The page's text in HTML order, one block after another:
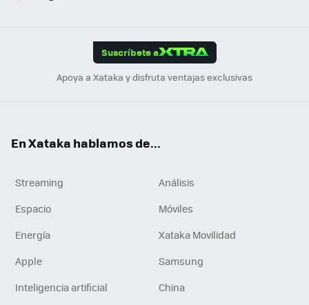
Suscríbete a
Apoya a Xataka y disfruta ventajas exclusivas
En Xataka hablamos de...
Streaming
Análisis
Espacio
Móviles
Energía
Xataka Movilidad
Apple
Samsung
Inteligencia artificial
China